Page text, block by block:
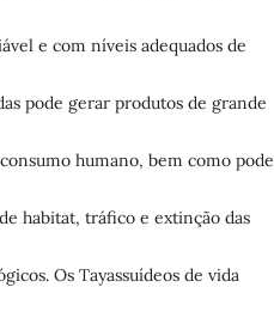
e com níveis adequados de
pode gerar produtos de grande
humano, bem como pode
habitat, tráfico e extinção das
Os Tayassuídeos de vida